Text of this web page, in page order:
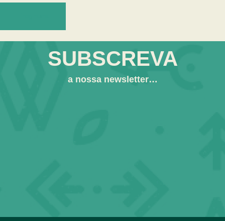
SUBSCREVA
a nossa newsletter…